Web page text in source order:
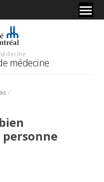
médecine
/